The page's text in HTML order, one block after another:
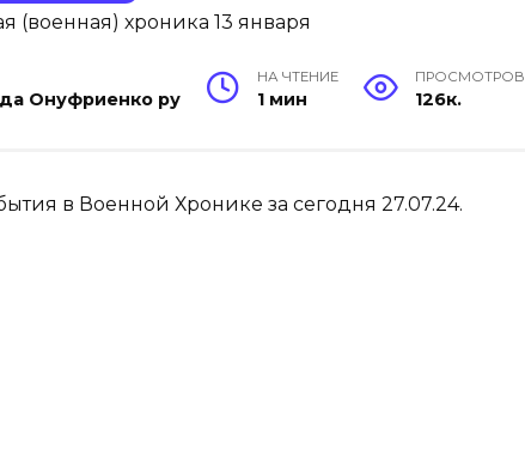
Онуфриенко ру
НА ЧТЕНИЕ
1 мин
ПРОСМОТРОВ
126к.
в Военной Хронике за сегодня 27.07.24.